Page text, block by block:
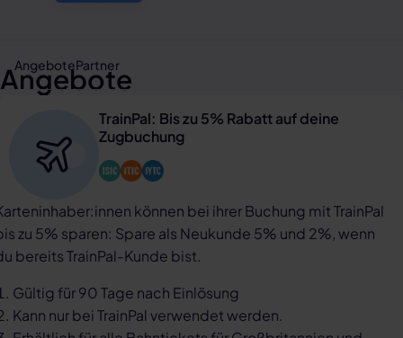
AngebotePartner
Angebote
TrainPal: Bis zu 5% Rabatt auf deine
Zugbuchung
können bei ihrer Buchung mit TrainPal
zu 5% sparen: Spare als Neukunde 5% und 2%, wenn
bereits TrainPal-Kunde bist.
Gültig für 90 Tage nach Einlösung
Kann nur bei TrainPal verwendet werden.